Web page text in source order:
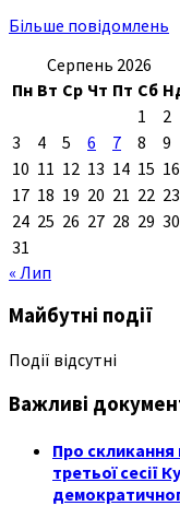
Більше повідомлень
Серпень 2026
Пн Вт Ср Чт Пт Сб
1
2
3
4 5 6 7 8
9
10 11 12 13 14 15 16
17 18 19 20 21 22 23
24 25 26 27 28 29 30
31
« Лип
Майбутні події
Події відсутні
Важливі
Про скликання
третьої сесії